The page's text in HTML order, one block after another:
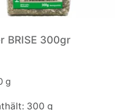
BRISE 300gr
g
300 g